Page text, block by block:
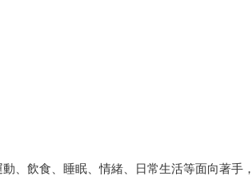
、飲食、睡眠、情緒、日常生活等面向著手